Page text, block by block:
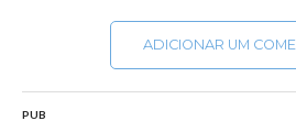
ADICIONAR UM
PUB